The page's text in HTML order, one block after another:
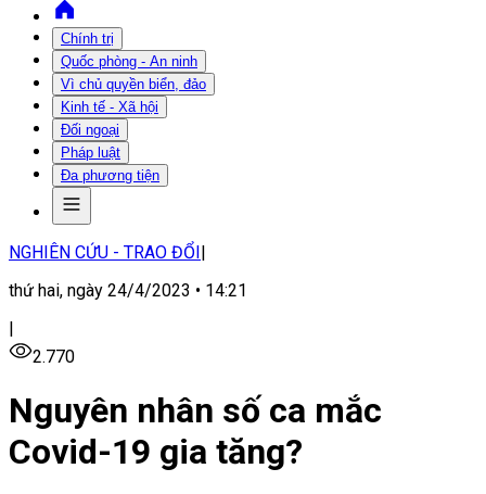
Chính trị
Quốc phòng - An ninh
Vì chủ quyền biển, đảo
Kinh tế - Xã hội
Đối ngoại
Pháp luật
Đa phương tiện
NGHIÊN CỨU - TRAO ĐỔI|
thứ hai, ngày 24/4/2023 • 14:21
|
2.770
Nguyên nhân số ca mắc
Covid-19 gia tăng?